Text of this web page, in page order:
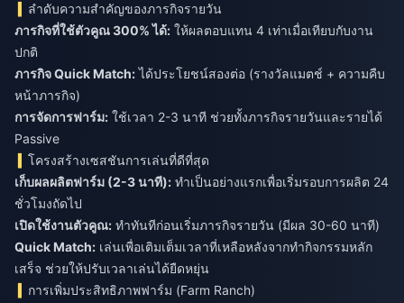
ลำดับความสำคัญของภารกิจรายวัน
ภารกิจที่ใช้ตัวคูณ 300% ได้: ให้ผลตอบแทน 4 เท่าเมื่อเทียบกับงาน
ปกติ
ภารกิจ Quick Match:ได้ประโยชน์สองต่อ (รางวัลแมตช์ + ความคืบ
หน้าภารกิจ)
การจัดการฟาร์ม: ใช้เวลา 2-3 นาที ช่วยทั้งภารกิจรายวันและรายได้
Passive
โครงสร้างเซสชันการเล่นที่ดีที่สุด
เก็บผลผลิตฟาร์ม (2-3 นาที): ทำเป็นอย่างแรกเพื่อเริ่มรอบการผลิต 24
ชั่วโมงถัดไป
เปิดใช้งานตัวคูณ: ทำทันทีก่อนเริ่มภารกิจรายวัน (มีผล 30-60 นาที)
Quick Match: เล่นเพื่อเติมเต็มเวลาที่เหลือหลังจากทำกิจกรรมหลัก
เสร็จ ช่วยให้ปรับเวลาเล่นได้ยืดหยุ่น
การเพิ่มประสิทธิภาพฟาร์ม (Farm Ranch)